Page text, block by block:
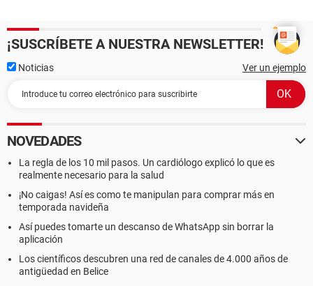
¡SUSCRÍBETE A NUESTRA NEWSLETTER!
Noticias Ver un ejemplo
NOVEDADES
La regla de los 10 mil pasos. Un cardiólogo explicó lo que es
realmente necesario para la salud
¡No caigas! Así es como te manipulan para comprar más en
temporada navideña
Así puedes tomarte un descanso de WhatsApp sin borrar la
aplicación
Los científicos descubren una red de canales de 4.000 años de
antigüedad en Belice